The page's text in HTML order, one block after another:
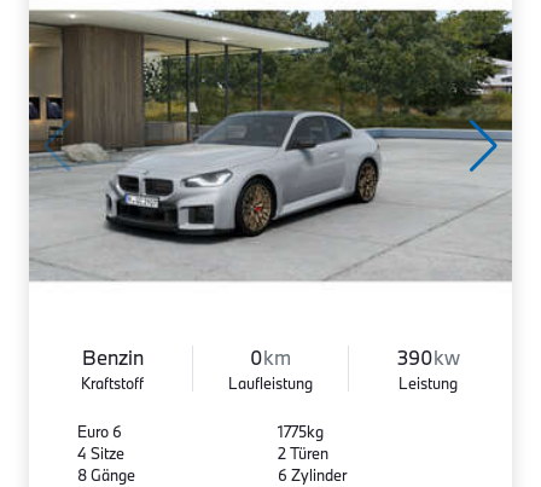
Benzin
Kraftstoff
0km
Laufleistung
390kw
Leistung
Euro 6
4 Sitze
8 Gänge
1775kg
2 Türen
6 Zylinder